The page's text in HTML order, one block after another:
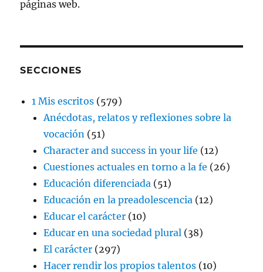
páginas web.
SECCIONES
1 Mis escritos (579)
Anécdotas, relatos y reflexiones sobre la
vocación (51)
Character and success in your life (12)
Cuestiones actuales en torno a la fe (26)
Educación diferenciada (51)
Educación en la preadolescencia (12)
Educar el carácter (10)
Educar en una sociedad plural (38)
El carácter (297)
Hacer rendir los propios talentos (10)